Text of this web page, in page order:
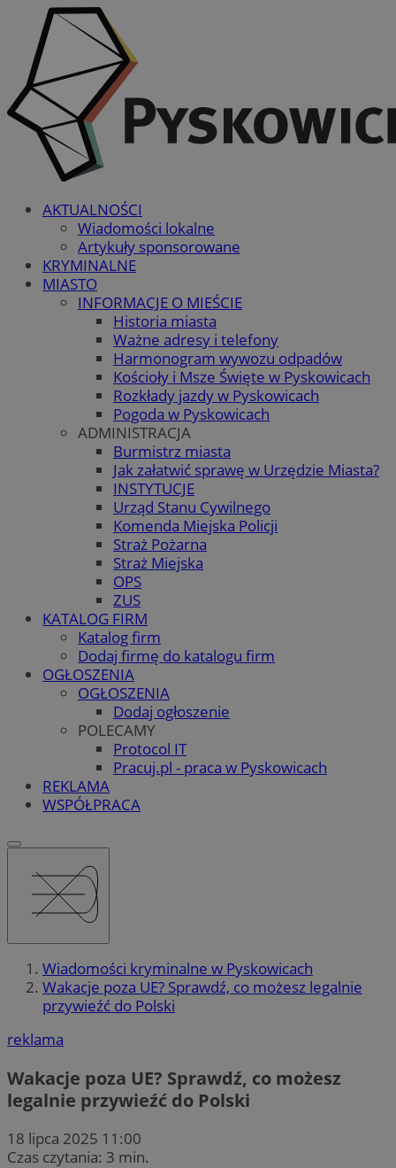
AKTUALNOŚCI
Wiadomości lokalne
Artykuły sponsorowane
KRYMINALNE
MIASTO
INFORMACJE O MIEŚCIE
Historia miasta
Ważne adresy i telefony
Harmonogram wywozu odpadów
Kościoły i Msze Święte w Pyskowicach
Rozkłady jazdy w Pyskowicach
Pogoda w Pyskowicach
ADMINISTRACJA
Burmistrz miasta
Jak załatwić sprawę w Urzędzie Miasta?
INSTYTUCJE
Urząd Stanu Cywilnego
Komenda Miejska Policji
Straż Pożarna
Straż Miejska
OPS
ZUS
KATALOG FIRM
Katalog firm
Dodaj firmę do katalogu firm
OGŁOSZENIA
OGŁOSZENIA
Dodaj ogłoszenie
POLECAMY
Protocol IT
Pracuj.pl - praca w Pyskowicach
REKLAMA
WSPÓŁPRACA
Wiadomości kryminalne w Pyskowicach
Wakacje poza UE? Sprawdź, co możesz legalnie
przywieźć do Polski
reklama
Wakacje poza UE? Sprawdź, co możesz
legalnie przywieźć do Polski
18 lipca 2025 11:00
Czas czytania: 3 min.